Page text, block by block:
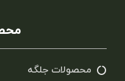
محصولات جلگه